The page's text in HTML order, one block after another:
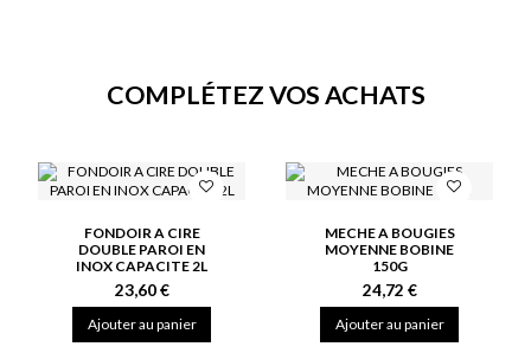
COMPLÉTEZ VOS ACHATS
FONDOIR A CIRE
DOUBLE PAROI EN
INOX CAPACITE 2L
23,60 €
Ajouter au panier
MECHE A BOUGIES
MOYENNE BOBINE
150G
24,72 €
Ajouter au panier